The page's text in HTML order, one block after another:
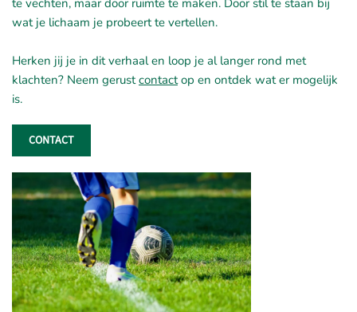
wat je lichaam je probeert te vertellen.
Herken jij je in dit verhaal en loop je al langer rond met
klachten? Neem gerustcontact op en ontdek wat er mogelijk
is.
CONTACT